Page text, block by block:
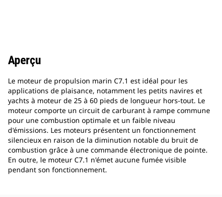
Aperçu
Le moteur de propulsion marin C7.1 est idéal pour les
applications de plaisance, notamment les petits navires et
yachts à moteur de 25 à 60 pieds de longueur hors-tout. Le
moteur comporte un circuit de carburant à rampe commune
pour une combustion optimale et un faible niveau
d'émissions. Les moteurs présentent un fonctionnement
silencieux en raison de la diminution notable du bruit de
combustion grâce à une commande électronique de pointe.
En outre, le moteur C7.1 n'émet aucune fumée visible
pendant son fonctionnement.